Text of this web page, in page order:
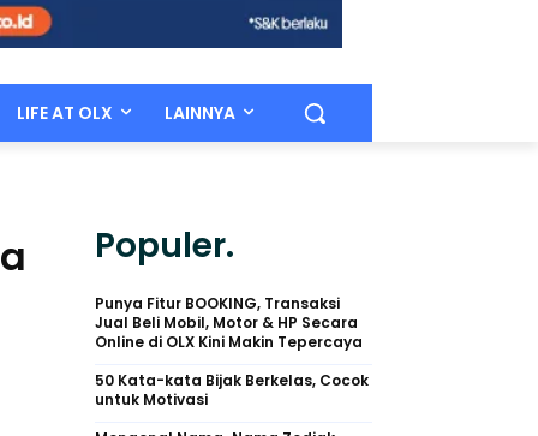
LIFE AT OLX LAINNYA
Populer.
Punya Fitur BOOKING, Transaksi
Jual Beli Mobil, Motor & HP Secara
Online di OLX Kini Makin Tepercaya
50 Kata-kata Bijak Berkelas, Cocok
untuk Motivasi